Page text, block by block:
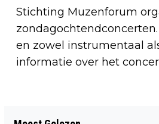
Stichting Muzenforum
en zowel instrumentaal
informatie over het